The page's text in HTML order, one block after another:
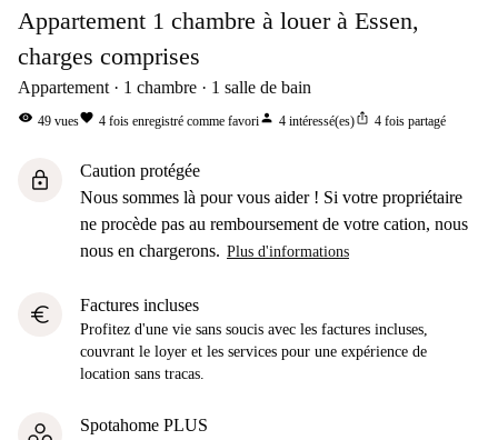
Appartement 1 chambre à louer à Essen,
charges comprises
Appartement 1 chambre 1 salle de bain
visibility 49 vuesfavorite 4 fois enregistré comme favoriperson 4 intéressé(es)ios_share 4 fois partagé
lock
Caution protégée
Nous sommes là pour vous aider ! Si votre propriétaire
ne procède pas au remboursement de votre cation, nous
nous en chargerons. Plus d'informations
euro Factures incluses
Profitez d'une vie sans soucis avec les factures incluses,
couvrant le loyer et les services pour une expérience de
location sans tracas.
Spotahome PLUS